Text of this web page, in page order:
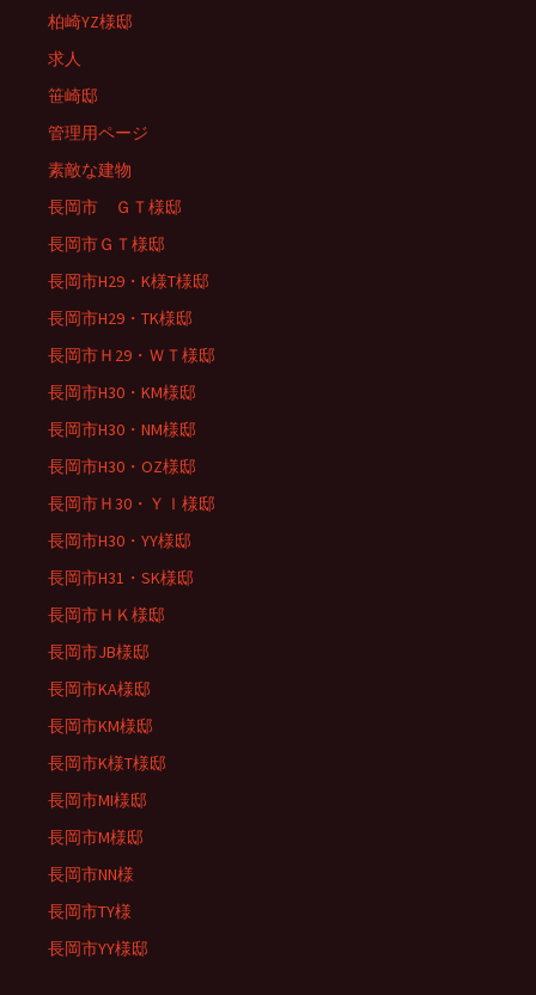
柏崎YZ様邸
求人
笹崎邸
管理用ページ
素敵な建物
長岡市 ＧＴ様邸
長岡市ＧＴ様邸
長岡市H29・K様T様邸
長岡市H29・TK様邸
長岡市Ｈ29・ＷＴ様邸
長岡市H30・KM様邸
長岡市H30・NM様邸
長岡市H30・OZ様邸
長岡市Ｈ30・ＹＩ様邸
長岡市H30・YY様邸
長岡市H31・SK様邸
長岡市ＨＫ様邸
長岡市JB様邸
長岡市KA様邸
長岡市KM様邸
長岡市K様T様邸
長岡市MI様邸
長岡市M様邸
長岡市NN様
長岡市TY様
長岡市YY様邸